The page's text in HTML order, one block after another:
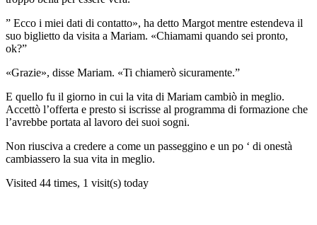
” Ecco i miei dati di contatto», ha detto Margot mentre estendeva il
suo biglietto da visita a Mariam. «Chiamami quando sei pronto,
ok?”
«Grazie», disse Mariam. «Ti chiamerò sicuramente.”
E quello fu il giorno in cui la vita di Mariam cambiò in meglio.
Accettò l’offerta e presto si iscrisse al programma di formazione che
l’avrebbe portata al lavoro dei suoi sogni.
Non riusciva a credere a come un passeggino e un po ‘ di onestà
cambiassero la sua vita in meglio.
Visited 44 times, 1 visit(s) today